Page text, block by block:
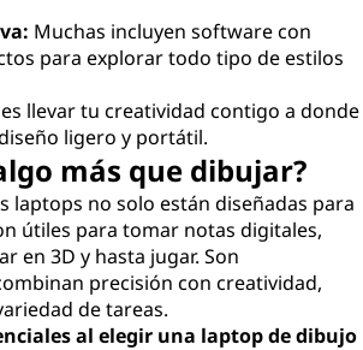
Muchas incluyen software con
para explorar todo tipo de estilos
llevar tu creatividad contigo a donde
ligero y portátil.
más que dibujar?
laptops no solo están diseñadas para
útiles para tomar notas digitales,
en 3D y hasta jugar. Son
precisión con creatividad,
de tareas.
al elegir una laptop de dibujo